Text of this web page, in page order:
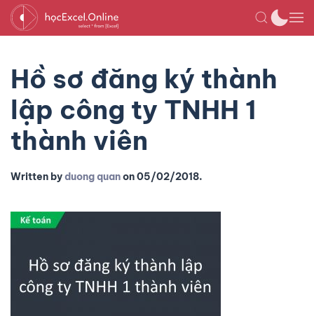
Hồ sơ đăng ký thành
lập công ty TNHH 1
thành viên
Written byduong quanon05/02/2018.